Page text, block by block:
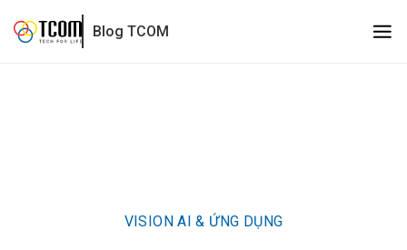
Blog TCOM
VISION AI & ỨNG DỤNG